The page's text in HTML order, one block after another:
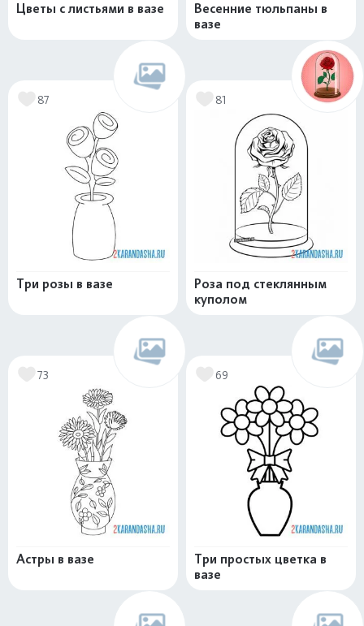
Цветы с листьями в вазе
Весенние тюльпаны в
вазе
87
Три розы в вазе
81
Роза под стеклянным
куполом
73
Астры в вазе
69
Три простых цветка в
вазе